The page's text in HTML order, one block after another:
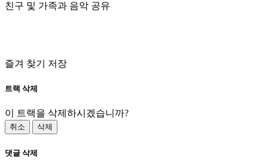
친구 및 가족과 음악 공유
즐겨 찾기 저장
트랙 삭제
이 트랙을 삭제하시겠습니까?
취소 삭제
댓글 삭제